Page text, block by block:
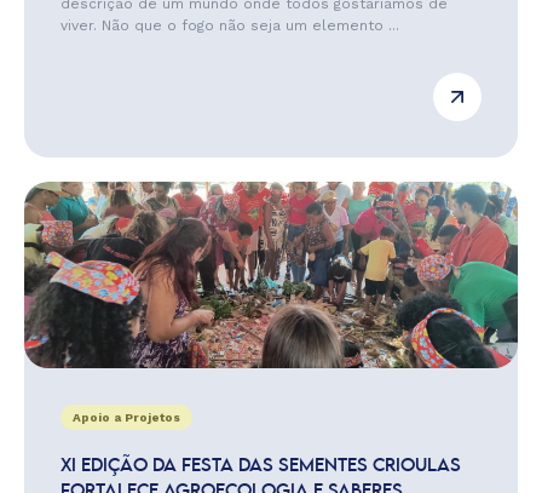
descrição de um mundo onde todos gostaríamos de
viver. Não que o fogo não seja um elemento ...
Apoio a Projetos
XI EDIÇÃO DA FESTA DAS SEMENTES CRIOULAS